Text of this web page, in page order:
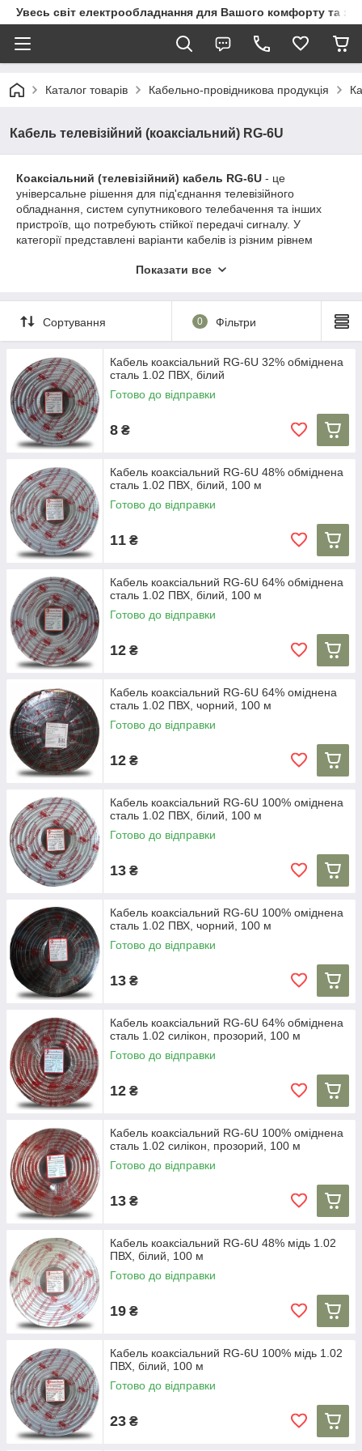
Увесь світ електрообладнання для Вашого комфорту та
Каталог товарів Кабельно-провідникова продукція
Кабель телевізійний (коаксіальний) RG-6U
Коаксіальний (телевізійний) кабель RG-6U - це
універсальне рішення для під'єднання телевізійного
обладнання, систем супутникового телебачення та інших
пристроїв, що потребують стійкої передачі сигналу. У
категорії представлені варіанти кабелів із різним рівнем
оптимальний продукт залежно від ваших потреб. Коаксіальні
забезпечуючи чіткий сигнал навіть у важких умовах
експлуатації. Завдяки своїй конструкції вони стійкі до
механічних впливів і можуть використовуватися як у
поліетилену забезпечує додатковий захист та стійкість до дії
зовнішнього середовища. Різноманітність кольорів і
матеріалів дозволяє підібрати кабель, що ідеально підходить
у вашу систему. Прозорий силікон, класичний чорний або
білий – все це доступно в цій категорії. Кабелі з обмідненою
сталлю або міддю гарантують надійність з'єднань та
кабелями у нас представлені всі необхідні аксесуари для
підключення: ТВ-роз'єми, штекери, конектори, гнізда та
розгалужувачі. Ці елементи телевізійної фурнітури значно
полегшують монтаж і дозволяють створити надійні з'єднання
без паяння.
Показати все
Сортування 0 Фільтри
Кабель коаксіальний RG-6U 32% обміднена
сталь 1.02 ПВХ, білий
Готово до відправки
8 ₴
Кабель коаксіальний RG-6U 48% обміднена
сталь 1.02 ПВХ, білий, 100 м
Готово до відправки
11 ₴
Кабель коаксіальний RG-6U 64% обміднена
сталь 1.02 ПВХ, білий, 100 м
Готово до відправки
12 ₴
Кабель коаксіальний RG-6U 64% оміднена
сталь 1.02 ПВХ, чорний, 100 м
Готово до відправки
12 ₴
Кабель коаксіальний RG-6U 100% оміднена
сталь 1.02 ПВХ, білий, 100 м
Готово до відправки
13 ₴
Кабель коаксіальний RG-6U 100% оміднена
сталь 1.02 ПВХ, чорний, 100 м
Готово до відправки
13 ₴
Кабель коаксіальний RG-6U 64% обміднена
сталь 1.02 силікон, прозорий, 100 м
Готово до відправки
12 ₴
Кабель коаксіальний RG-6U 100% оміднена
сталь 1.02 силікон, прозорий, 100 м
Готово до відправки
13 ₴
Кабель коаксіальний RG-6U 48% мідь 1.02
ПВХ, білий, 100 м
Готово до відправки
19 ₴
Кабель коаксіальний RG-6U 100% мідь 1.02
ПВХ, білий, 100 м
Готово до відправки
23 ₴